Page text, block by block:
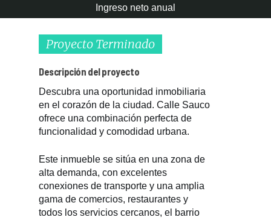
Ingreso neto anual
Proyecto Terminado
Descripción del proyecto
Descubra una oportunidad inmobiliaria
en el corazón de la ciudad. Calle Sauco
ofrece una combinación perfecta de
funcionalidad y comodidad urbana.
Este inmueble se sitúa en una zona de
alta demanda, con excelentes
conexiones de transporte y una amplia
gama de comercios, restaurantes y
todos los servicios cercanos, el barrio